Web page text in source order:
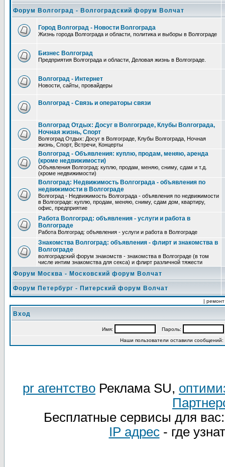
Форум Волгоград - Волгоградский форум Волчат
Город Волгоград - Новости Волгограда
Жизнь города Волгограда и области, политика и выборы в Волгограде
Бизнес Волгоград
Предприятия Волгограда и области, Деловая жизнь в Волгограде.
Волгоград - Интернет
Новости, сайты, провайдеры
Волгоград - Связь и операторы связи
Волгоград Отдых: Досуг в Волгограде, Клубы Волгограда,
Ночная жизнь, Спорт
Волгоград Отдых: Досуг в Волгограде, Клубы Волгограда, Ночная
жизнь, Спорт, Встречи, Концерты
Волгоград - Объявления: куплю, продам, меняю, аренда
(кроме недвижимости)
Объявления Волгоград: куплю, продам, меняю, сниму, сдам и т.д.
(кроме недвижимости)
Волгоград: Недвижимость Волгограда - объявления по
недвижимости в Волгограде
Волгоград - Недвижимость Волгограда - объявления по недвижимости
в Волгограде: куплю, продам, меняю, сниму, сдам дом, квартиру,
офис, предприятие
Работа Волгоград: объявления - услуги и работа в
Волгограде
Работа Волгоград: объявления - услуги и работа в Волгограде
Знакомства Волгоград: объявления - флирт и знакомства в
Волгограде
волгоградский форум знакомств - знакомства в Волгограде (в том
числе интим знакомства для секса) и флирт различной тяжести
Форум Москва - Московский форум Волчат
Форум Петербург - Питерский форум Волчат
|
Вход
Имя: Пароль:
Наши пользователи оставили сообщений:
pr агентство Реклама SU,
Бесплатные сервисы для
IP адрес- где